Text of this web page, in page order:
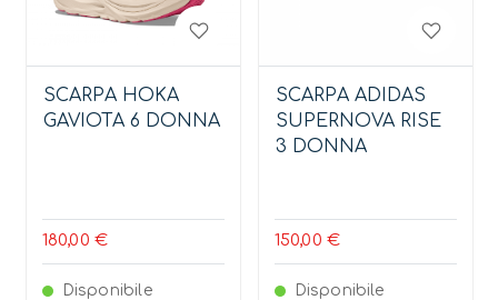
SCARPA HOKA
GAVIOTA 6 DONNA
180,00 €
Disponibile
SCARPA ADIDAS
SUPERNOVA RISE
3 DONNA
150,00 €
Disponibile